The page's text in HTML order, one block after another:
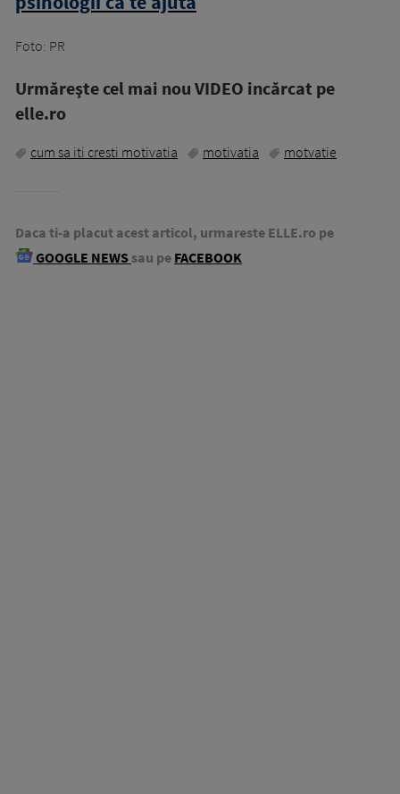
Foto: PR
Urmăreşte cel mai nou VIDEO incărcat pe
elle.ro
cum sa iti cresti motivatia motivatia motvatie
Daca ti-a placut acest articol, urmareste ELLE.ro pe
GOOGLE NEWS sau pe FACEBOOK